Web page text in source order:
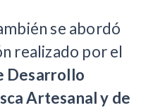
se abordó
realizado por el
Desarrollo
Artesanal y de